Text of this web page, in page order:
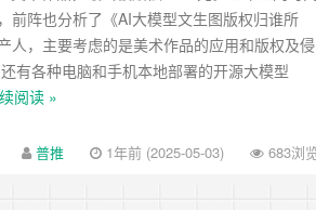
前阵也分析了《AI大模型文生图版权归谁所
人，主要考虑的是美术作品的应用和版权及侵
有各种电脑和手机本地部署的开源大模型
阅读 »
普推 1年前 (2025-05-03) 683浏